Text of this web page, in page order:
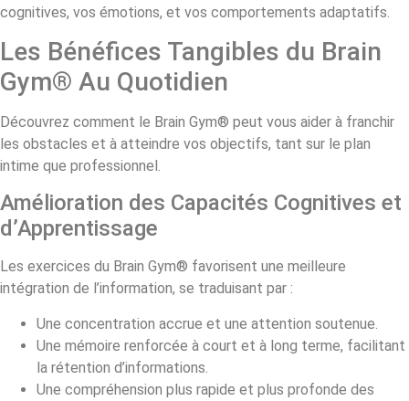
cognitives, vos émotions, et vos comportements adaptatifs.
Les Bénéfices Tangibles du Brain
Gym® Au Quotidien
Découvrez comment le Brain Gym® peut vous aider à franchir
les obstacles et à atteindre vos objectifs, tant sur le plan
intime que professionnel.
Amélioration des Capacités Cognitives et
d’Apprentissage
Les exercices du Brain Gym® favorisent une meilleure
intégration de l’information, se traduisant par :
Une concentration accrue et une attention soutenue.
Une mémoire renforcée à court et à long terme, facilitant
la rétention d’informations.
Une compréhension plus rapide et plus profonde des